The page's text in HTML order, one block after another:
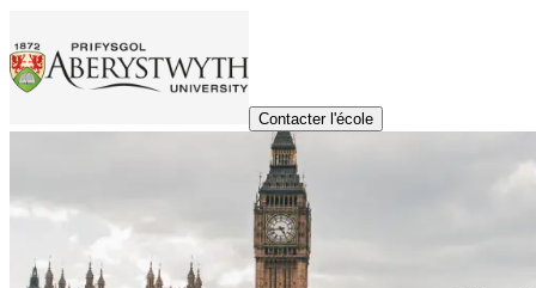
Contacter l'école